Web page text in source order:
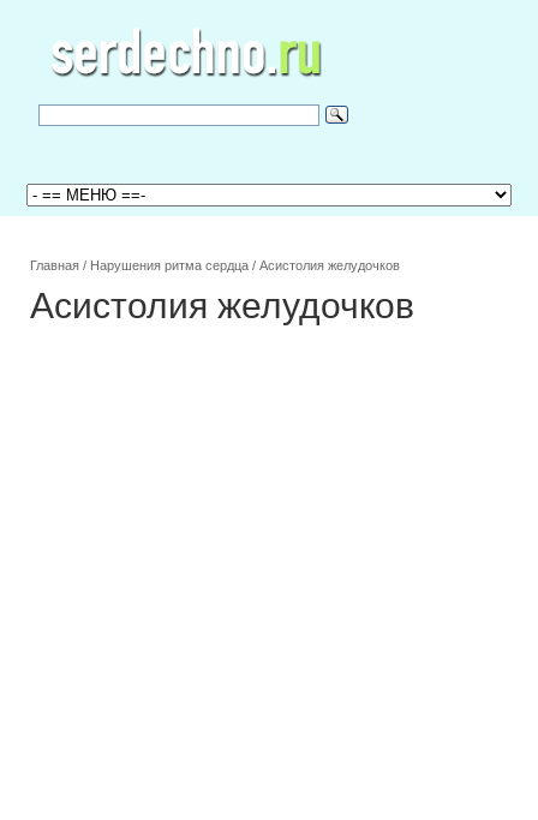
Главная / Нарушения ритма сердца / Асистолия желудочков
Асистолия желудочков